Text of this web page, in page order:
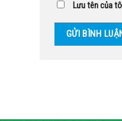
Lưu tên của